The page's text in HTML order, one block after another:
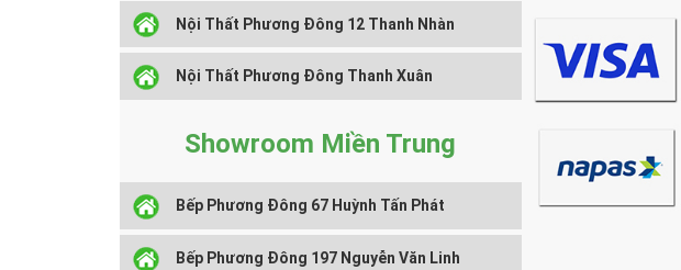
Nội Thất Phương Đông 12 Thanh Nhàn
Nội Thất Phương Đông Thanh Xuân
Showroom Miền Trung
Bếp Phương Đông 67 Huỳnh Tấn Phát
Bếp Phương Đông 197 Nguyễn Văn Linh